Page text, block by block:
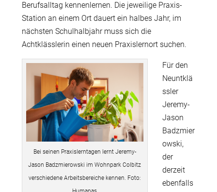
Berufsalltag kennenlernen. Die jeweilige Praxis-
Station an einem Ort dauert ein halbes Jahr, im
nächsten Schulhalbjahr muss sich die
Achtklässlerin einen neuen Praxislernort suchen.
Bei seinen Praxislerntagen lernt Jeremy-
Jason Badzmierowski im Wohnpark Colbitz
verschiedene Arbeitsbereiche kennen. Foto:
Für den
Neuntklä
ssler
Jeremy-
Jason
Badzmier
owski,
der
derzeit
ebenfalls